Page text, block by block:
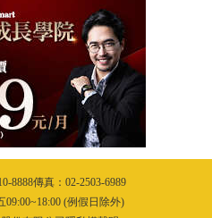
8888傳真：02-2503-6989
(例假日除外)